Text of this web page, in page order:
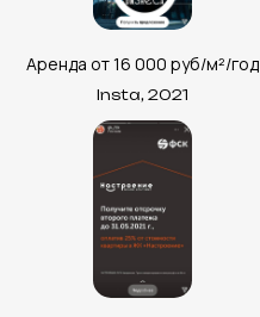
Аренда от 16 000 руб/м²/год
Insta, 2021